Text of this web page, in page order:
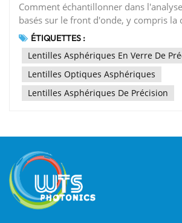
Comment échantillonner dans
basés sur le front d'onde, y compris la
d'onde, la fonction d'étalement de
fonction de transfert de modulation
se trouve le centre de la grille
graphique du front d'onde et d'autres
corrélation ?Tout d'abord, nous
front d'onde, les données du front
Energy).Lors des calculs numériques,
maintenir la symétrie de la pupille et
position de la lumière principale à un
milieu du faisceau. De plus, nous
point central pour l'algorithme FFT.
ces exigences, nous devons définir le
ÉTIQUETTES :
Lentilles Asphériques En Verre De
Lentilles Optiques Asphériques
Lentilles Asphériques De Précision